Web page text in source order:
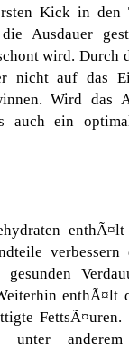
Kick in den
Ausdauer
wird. Durch
nicht auf das
Wird das
auch ein
verbessern
anderem